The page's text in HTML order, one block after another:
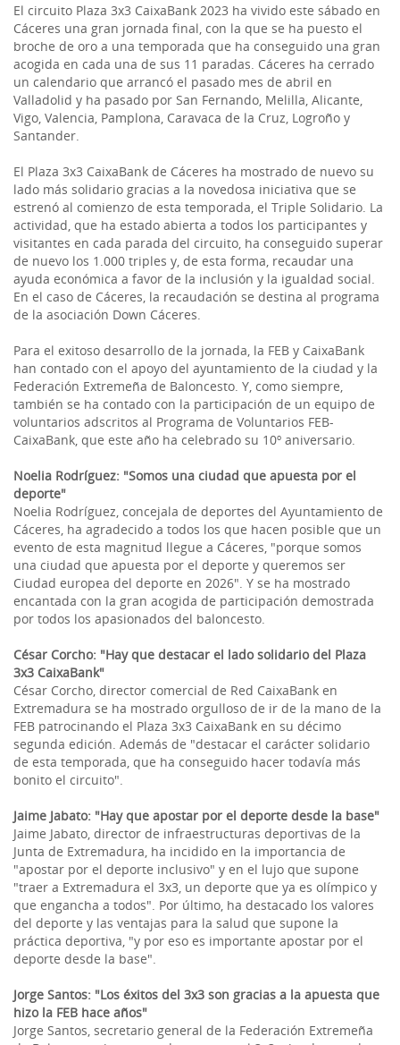
El circuito Plaza 3x3 CaixaBank 2023 ha vivido este sábado en
Cáceres una gran jornada final, con la que se ha puesto el
broche de oro a una temporada que ha conseguido una gran
acogida en cada una de sus 11 paradas. Cáceres ha cerrado
un calendario que arrancó el pasado mes de abril en
Valladolid y ha pasado por San Fernando, Melilla, Alicante,
Vigo, Valencia, Pamplona, Caravaca de la Cruz, Logroño y
Santander.
El Plaza 3x3 CaixaBank de Cáceres ha mostrado de nuevo su
lado más solidario gracias a la novedosa iniciativa que se
estrenó al comienzo de esta temporada, el Triple Solidario. La
actividad, que ha estado abierta a todos los participantes y
visitantes en cada parada del circuito, ha conseguido superar
de nuevo los 1.000 triples y, de esta forma, recaudar una
ayuda económica a favor de la inclusión y la igualdad social.
En el caso de Cáceres, la recaudación se destina al programa
de la asociación Down Cáceres.
Para el exitoso desarrollo de la jornada, la FEB y CaixaBank
han contado con el apoyo del ayuntamiento de la ciudad y la
Federación Extremeña de Baloncesto. Y, como siempre,
también se ha contado con la participación de un equipo de
voluntarios adscritos al Programa de Voluntarios FEB-
CaixaBank, que este año ha celebrado su 10º aniversario.
Noelia Rodríguez: "Somos una ciudad que apuesta por el
deporte"
Noelia Rodríguez, concejala de deportes del Ayuntamiento de
Cáceres, ha agradecido a todos los que hacen posible que un
evento de esta magnitud llegue a Cáceres, "porque somos
una ciudad que apuesta por el deporte y queremos ser
Ciudad europea del deporte en 2026". Y se ha mostrado
encantada con la gran acogida de participación demostrada
por todos los apasionados del baloncesto.
César Corcho: "Hay que destacar el lado solidario del Plaza
3x3 CaixaBank"
César Corcho, director comercial de Red CaixaBank en
Extremadura se ha mostrado orgulloso de ir de la mano de la
FEB patrocinando el Plaza 3x3 CaixaBank en su décimo
segunda edición. Además de "destacar el carácter solidario
de esta temporada, que ha conseguido hacer todavía más
bonito el circuito".
Jaime Jabato: "Hay que apostar por el deporte desde la base"
Jaime Jabato, director de infraestructuras deportivas de la
Junta de Extremadura, ha incidido en la importancia de
"apostar por el deporte inclusivo" y en el lujo que supone
"traer a Extremadura el 3x3, un deporte que ya es olímpico y
que engancha a todos". Por último, ha destacado los valores
del deporte y las ventajas para la salud que supone la
práctica deportiva, "y por eso es importante apostar por el
deporte desde la base".
Jorge Santos: "Los éxitos del 3x3 son gracias a la apuesta que
hizo la FEB hace años"
Jorge Santos, secretario general de la Federación Extremeña